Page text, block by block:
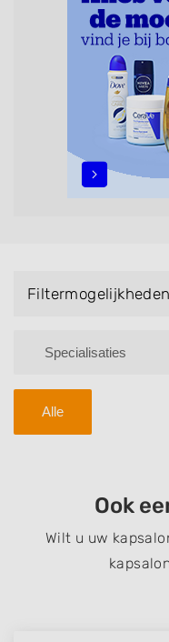
kunnen uw haren
maar ook helpen
opsteken, weave,
permanent, een
epileren,
een baard en
filteren met behulp
Filtermogelijkheden
Alle
Ook
Wilt u uw